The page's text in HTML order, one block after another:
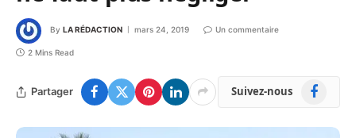
By LA RÉDACTION mars 24, 2019 Un commentaire
2 Mins Read
Partager Suivez-nous Facebook